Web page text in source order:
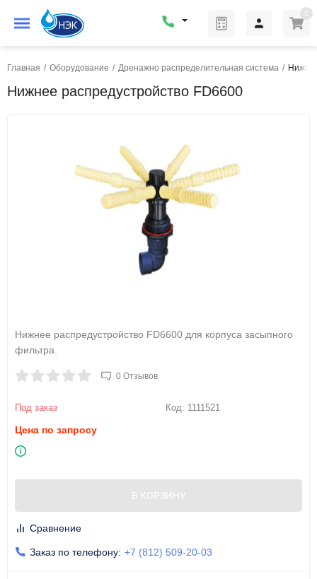
0
Главная / Оборудование / Дренажно распределительная система /
Нижнее распредустройство FD6600
Нижнее распредустройство FD6600 для корпуса засыпного
фильтра.
0 Отзывов
Под заказ Код: 1111521
Цена по запросу
В КОРЗИНУ
Сравнение
Заказ по телефону: +7 (812) 509-20-03